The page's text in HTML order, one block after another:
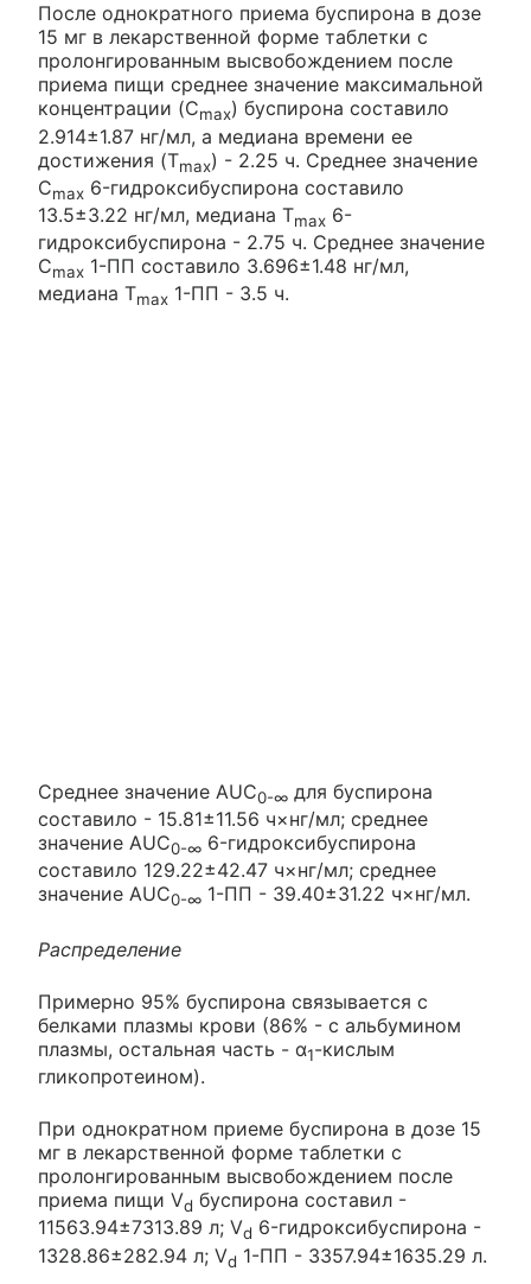
После однократного приема буспирона в дозе
15 мг в лекарственной форме таблетки с
пролонгированным высвобождением после
приема пищи среднее значение максимальной
концентрации (Cmax) буспирона составило
2.914±1.87 нг/мл, а медиана времени ее
достижения (Tmax) - 2.25 ч. Среднее значение
Cmax 6-гидроксибуспирона составило
13.5±3.22 нг/мл, медиана Tmax 6-
гидроксибуспирона - 2.75 ч. Среднее значение
Cmax 1-ПП составило 3.696±1.48 нг/мл,
медиана Tmax 1-ПП - 3.5 ч.
Среднее значение AUC0-∞ для буспирона
составило - 15.81±11.56 ч×нг/мл; среднее
значение AUC0-∞ 6-гидроксибуспирона
составило 129.22±42.47 ч×нг/мл; среднее
значение AUC0-∞ 1-ПП - 39.40±31.22 ч×нг/мл.
Распределение
Примерно 95% буспирона связывается с
белками плазмы крови (86% - с альбумином
плазмы, остальная часть - α1-кислым
гликопротеином).
При однократном приеме буспирона в дозе 15
мг в лекарственной форме таблетки с
пролонгированным высвобождением после
приема пищи Vd буспирона составил -
11563.94±7313.89 л; Vd 6-гидроксибуспирона -
1328.86±282.94 л; Vd 1-ПП - 3357.94±1635.29 л.